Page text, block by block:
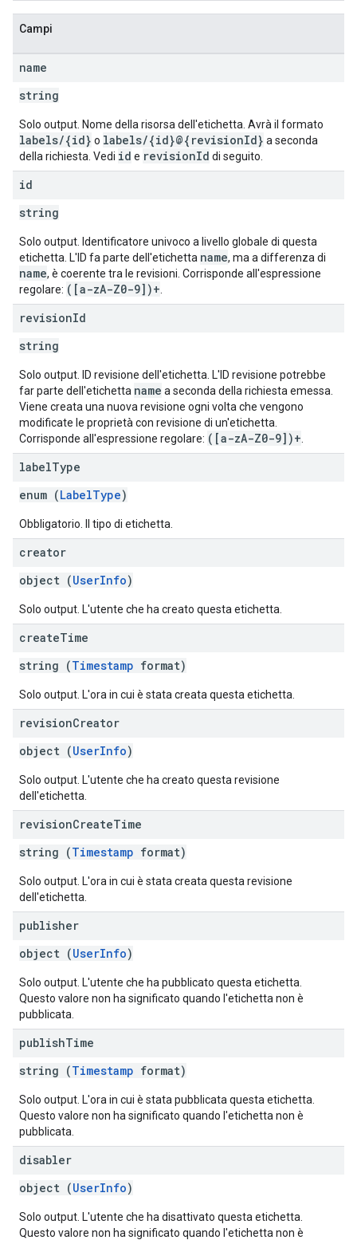
Campi
name
string
Solo output. Nome della risorsa dell'etichetta. Avrà il formato
labels/{id} o labels/{id}@{revisionId} a seconda
della richiesta. Vedi id e revisionId di seguito.
id
string
Solo output. Identificatore univoco a livello globale di questa
etichetta. L'ID fa parte dell'etichetta name, ma a differenza di
name, è coerente tra le revisioni. Corrisponde all'espressione
regolare: ([a-zA-Z0-9])+
revisionId
string
Solo output. ID revisione dell'etichetta. L'ID revisione potrebbe
far parte dell'etichetta name a seconda della richiesta emessa.
Viene creata una nuova revisione ogni volta che vengono
modificate le proprietà con revisione di un'etichetta.
Corrisponde all'espressione regolare: ([a-zA-Z0-9])+
labelType
enum (LabelType)
Obbligatorio. Il tipo di etichetta.
creator
object (UserInfo)
Solo output. L'utente che ha creato questa etichetta.
createTime
string (Timestamp format)
Solo output. L'ora in cui è stata creata questa etichetta.
revisionCreator
object (UserInfo)
Solo output. L'utente che ha creato questa revisione
dell'etichetta.
revisionCreateTime
string (Timestamp format)
Solo output. L'ora in cui è stata creata questa revisione
dell'etichetta.
publisher
object (UserInfo)
Solo output. L'utente che ha pubblicato questa etichetta.
Questo valore non ha significato quando l'etichetta non è
pubblicata.
publishTime
string (Timestamp format)
Solo output. L'ora in cui è stata pubblicata questa etichetta.
Questo valore non ha significato quando l'etichetta non è
pubblicata.
disabler
object (UserInfo)
Solo output. L'utente che ha disattivato questa etichetta.
Questo valore non ha significato quando l'etichetta non è